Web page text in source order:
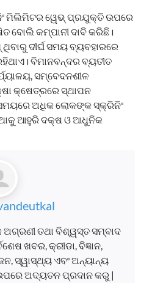
ମିଲିମିଟର ୱେଭ୍ ପ୍ରଯୁକ୍ତି ଉପରେ
ବୋଲି କମ୍ପାନୀ ଦାବି କରିଛି।
ଦୀର୍ଘ ସମୟ ବ୍ୟବହାରରେ
ବିମାନବନ୍ଦର ବ୍ୟତୀତ
ସମ୍ବେଦନଶୀଳ
କ୍ଷେତ୍ରରେ ସ୍ଥାପନ
ସମୟରେ ଅଧିକ ଲୋକଙ୍କ ସ୍କ୍ରିନିଂ
ଆହୁରି ଦକ୍ଷ ଓ ଆଧୁନିକ
ତଥା ବିଶ୍ୱସ୍ତ ସମ୍ବାଦ
ଖବର, କ୍ରୀଡା, ବିଜ୍ଞାନ,
ସ୍ୱାସ୍ଥ୍ୟ ଏବଂ ଅନ୍ୟାନ୍ୟ
ଅଦ୍ୟତନ ପ୍ରଦାନ କରୁ |